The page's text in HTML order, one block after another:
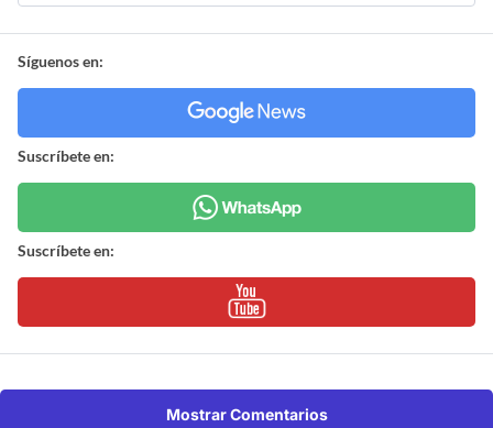
Síguenos en:
Suscríbete en:
Suscríbete en:
Mostrar Comentarios